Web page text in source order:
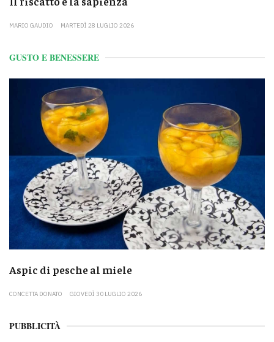
MARIO GAUDIO MARTEDÌ 28 LUGLIO 2026
GUSTO E BENESSERE
Aspic di pesche al miele
CONCETTA DONATO GIOVEDÌ 30 LUGLIO 2026
PUBBLICITÀ